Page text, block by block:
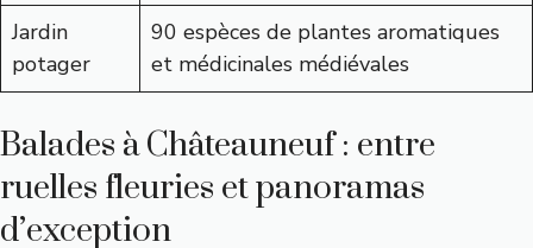
Jardin
potager
90 espèces de plantes aromatiques
et médicinales médiévales
Balades à Châteauneuf : entre
ruelles fleuries et panoramas
d’exception